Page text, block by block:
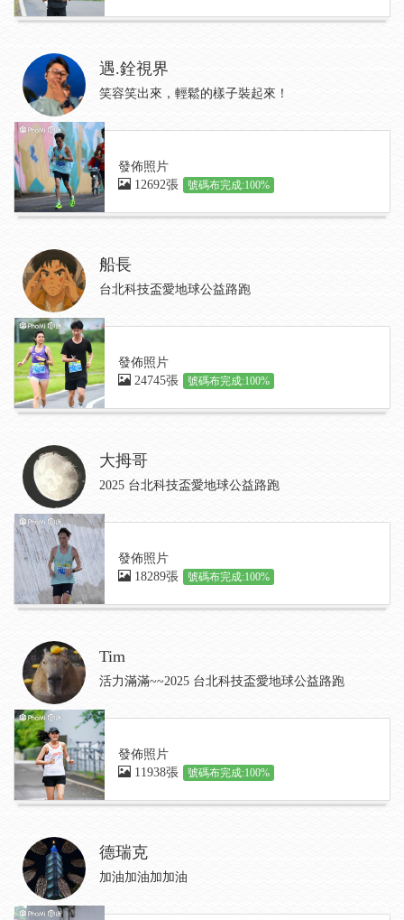
遇.銓視界
笑容笑出來，輕鬆的樣子裝起來！
發佈照片
12692張
號碼布完成:100%
船長
台北科技盃愛地球公益路跑
發佈照片
24745張
號碼布完成:100%
大拇哥
2025 台北科技盃愛地球公益路跑
發佈照片
18289張
號碼布完成:100%
Tim
活力滿滿~~2025 台北科技盃愛地球公益路跑
發佈照片
11938張
號碼布完成:100%
德瑞克
加油加油加加油